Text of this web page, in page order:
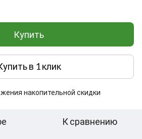
Купить
в 1 клик
накопительной скидки
К сравнению